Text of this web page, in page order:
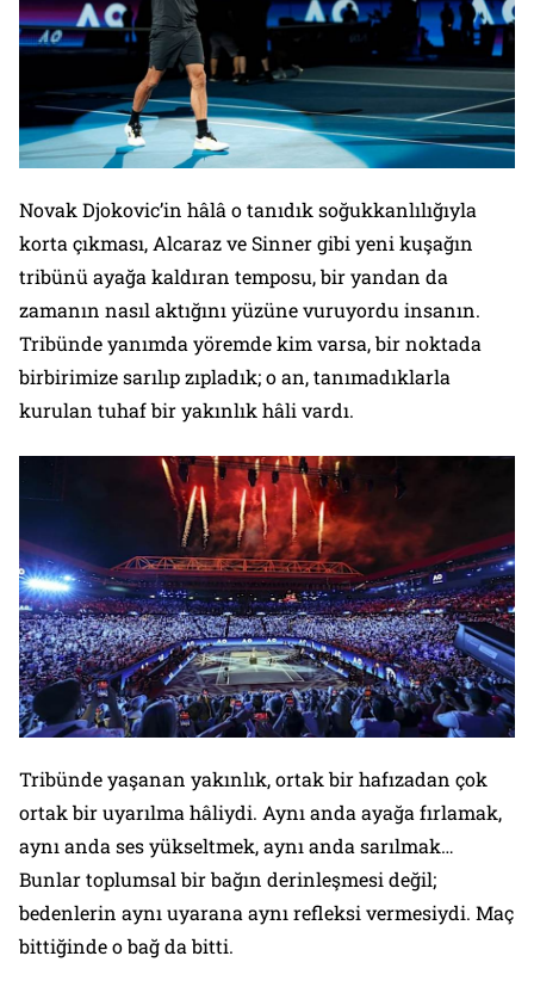
Novak Djokovic’in hâlâ o tanıdık soğukkanlılığıyla
korta çıkması, Alcaraz ve Sinner gibi yeni kuşağın
tribünü ayağa kaldıran temposu, bir yandan da
zamanın nasıl aktığını yüzüne vuruyordu insanın.
Tribünde yanımda yöremde kim varsa, bir noktada
birbirimize sarılıp zıpladık; o an, tanımadıklarla
kurulan tuhaf bir yakınlık hâli vardı.
Tribünde yaşanan yakınlık, ortak bir hafızadan çok
ortak bir uyarılma hâliydi. Aynı anda ayağa fırlamak,
aynı anda ses yükseltmek, aynı anda sarılmak…
Bunlar toplumsal bir bağın derinleşmesi değil;
bedenlerin aynı uyarana aynı refleksi vermesiydi. Maç
bittiğinde o bağ da bitti.